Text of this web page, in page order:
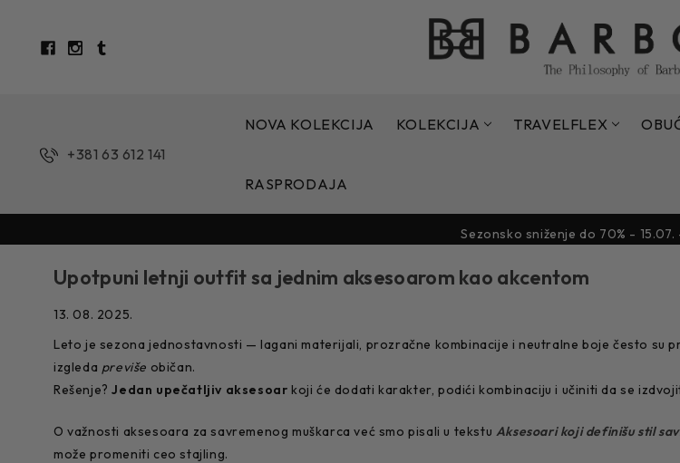
+381 63 612 141
NOVA KOLEKCIJA KOLEKCIJA TRAVELFLEX
RASPRODAJA
Sezonsko sniženje do 70% - 15.07.
Sezonsko sniženje do 70% - 15.07.
Upotpuni letnji outfit sa jednim aksesoarom kao akcentom
13. 08. 2025.
Leto je sezona jednostavnosti — lagani materijali, prozračne kombinacije i neutralne boje često su
izgleda previše običan.
Rešenje?Jedan upečatljiv aksesoar koji će dodati karakter, podići kombinaciju i učiniti da se
O važnosti aksesoara za savremenog muškarca već smo pisali u tekstu Aksesoari koji definišu stil
može promeniti ceo stajling.